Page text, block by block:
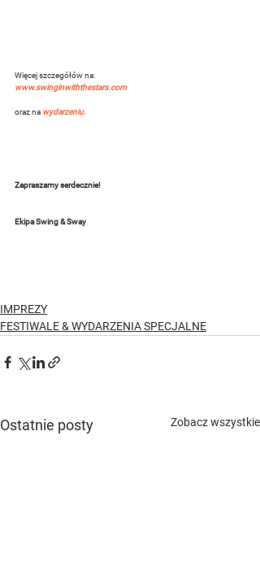
Więcej szczegółów na:
www.swinginwiththestars.com
oraz na wydarzeniu.
Zapraszamy serdecznie!
Ekipa Swing & Sway
IMPREZY
FESTIWALE & WYDARZENIA SPECJALNE
Ostatnie posty Zobacz wszystkie